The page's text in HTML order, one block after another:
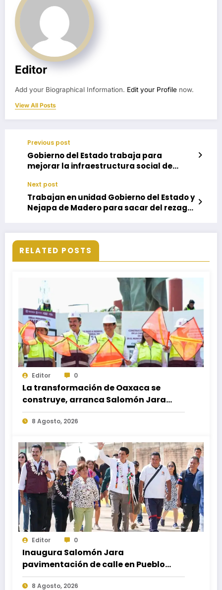
Editor
Add your Biographical Information. Edit your Profile now.
View All Posts
Previous post
Gobierno del Estado trabaja para
mejorar la infraestructura social de
Next post
Trabajan en unidad Gobierno del Estado y
Nejapa de Madero para sacar del rezago
RELATED POSTS
Editor 0
La transformación de Oaxaca se
construye, arranca Salomón Jara
obra del paso a desnivel en la
carretera federal 190 kilómetro 184 +
8 Agosto, 2026
Editor 0
Inaugura Salomón Jara
pavimentación de calle en Pueblo
Nuevo; fortalece movilidad y
8 Agosto, 2026